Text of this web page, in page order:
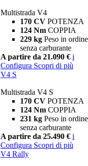
Multistrada V4
170 CV POTENZA
124 Nm COPPIA
229 kg Peso in
senza carburante
A partire da 21.090 € i
Configura Scopri di più
V4 S
Multistrada V4 S
170 CV POTENZA
124 Nm COPPIA
231 kg Peso in
senza carburante
A partire da 25.490 € i
Configura Scopri di più
V4 Rally